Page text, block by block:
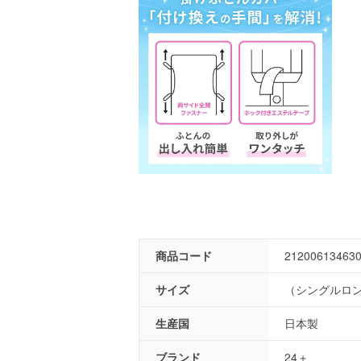
商品コード 212006134630
サイズ （シングルロ
生産国 日本製
ブランド 24＋